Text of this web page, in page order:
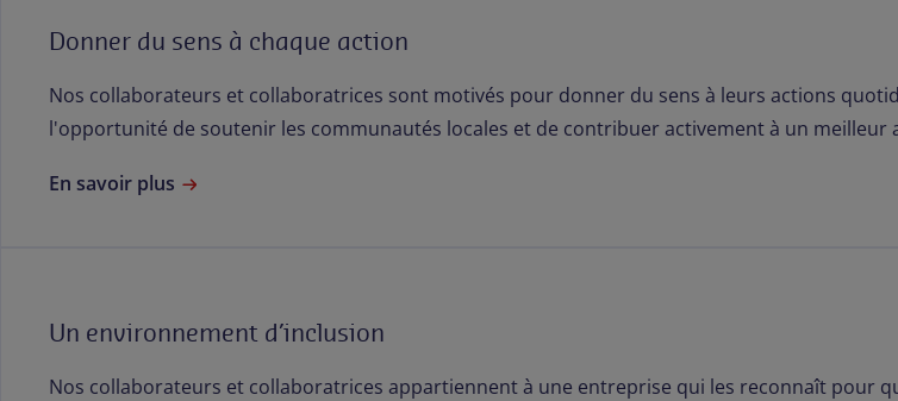
Donner du sens à chaque action
Nos collaborateurs et collaboratrices sont motivés pour donner du sens à leurs actions
l'opportunité de soutenir les communautés locales et de contribuer activement à un meilleur
En savoir plus
Un environnement d’inclusion
Nos collaborateurs et collaboratrices appartiennent à une entreprise qui les reconnaît pour